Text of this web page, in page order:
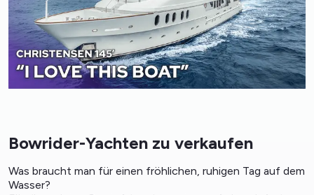
Bowrider-Yachten zu verkaufen
Was braucht man für einen fröhlichen, ruhigen Tag auf dem
Wasser?